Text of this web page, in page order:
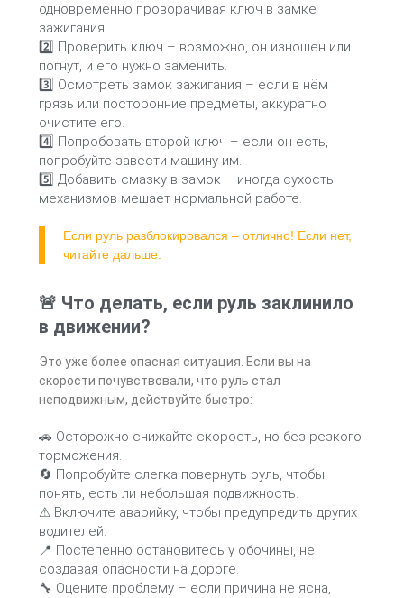
одновременно проворачивая ключ в замке
зажигания.
2️⃣ Проверить ключ – возможно, он изношен или
погнут, и его нужно заменить.
3️⃣ Осмотреть замок зажигания – если в нём
грязь или посторонние предметы, аккуратно
очистите его.
4️⃣ Попробовать второй ключ – если он есть,
попробуйте завести машину им.
5️⃣ Добавить смазку в замок – иногда сухость
механизмов мешает нормальной работе.
Если руль разблокировался – отлично! Если нет,
читайте дальше.
🚨 Что делать, если руль заклинило
в движении?
Это уже более опасная ситуация. Если вы на
скорости почувствовали, что руль стал
неподвижным, действуйте быстро:
🚗 Осторожно снижайте скорость, но без резкого
торможения.
🔄 Попробуйте слегка повернуть руль, чтобы
понять, есть ли небольшая подвижность.
⚠ Включите аварийку, чтобы предупредить других
водителей.
📍 Постепенно остановитесь у обочины, не
создавая опасности на дороге.
🔧 Оцените проблему – если причина не ясна,